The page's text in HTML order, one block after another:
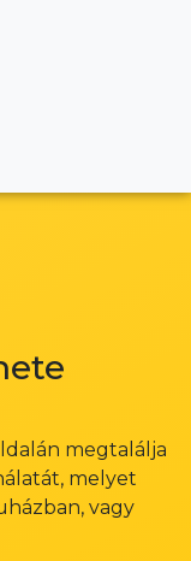
megtalálja
melyet
vagy